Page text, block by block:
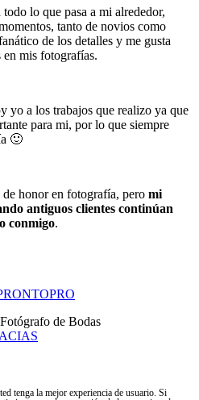
todo lo que pasa a mi alrededor,
tanto de novios como
de los detalles y me gusta
mis fotografías.
yo a los trabajos que realizo ya que
para mi, por lo que siempre
🙂
honor en fotografía, pero mi
antiguos clientes continúan
conmigo.
de Bodas
tenga la mejor experiencia de usuario. Si